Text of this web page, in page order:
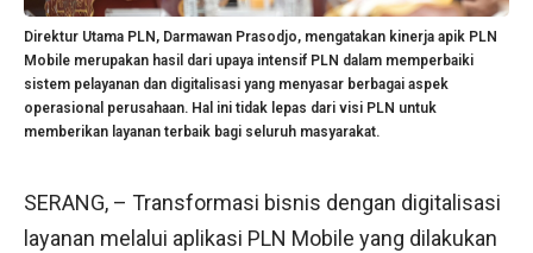
Direktur Utama PLN, Darmawan Prasodjo, mengatakan kinerja apik PLN
Mobile merupakan hasil dari upaya intensif PLN dalam memperbaiki
sistem pelayanan dan digitalisasi yang menyasar berbagai aspek
operasional perusahaan. Hal ini tidak lepas dari visi PLN untuk
memberikan layanan terbaik bagi seluruh masyarakat.
SERANG, – Transformasi bisnis dengan digitalisasi
layanan melalui aplikasi PLN Mobile yang dilakukan